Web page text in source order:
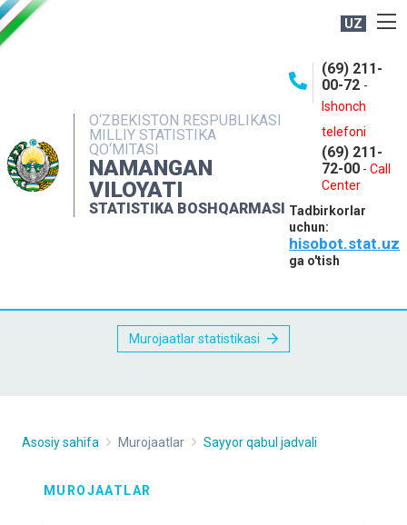
UZ
O‘ZBEKISTON RESPUBLIKASI
MILLIY STATISTIKA
QO‘MITASI
NAMANGAN
VILOYATI
STATISTIKA BOSHQARMASI
(69) 211-
00-72 -
Ishonch
telefoni
(69) 211-
72-00 - Call
Center
Tadbirkorlar
uchun:
hisobot.stat.uz
ga o'tish
NASHRLAR
INTERAKTIV XIZMATLAR
MATBUOT XIZMATI
MUROJAATLAR
Asosiy sahifa Murojaatlar Sayyor qabul jadvali
MUROJAATLAR
Murojaatlar statistikasi